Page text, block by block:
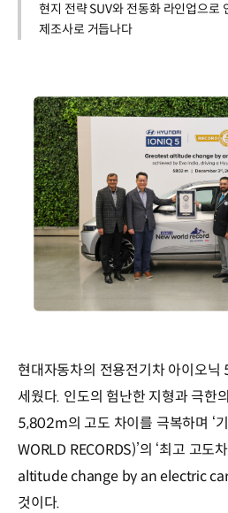
현지 전략 SUV와 전동화 라인업으로
제조사로 거듭나다
현대자동차의 전용전기차 아이오닉
세웠다. 인도의 험난한 지형과 극한
5,802m의 고도 차이를 극복하며 ‘
WORLD RECORDS)’의 ‘최고 고도
altitude change by an electric
것이다.